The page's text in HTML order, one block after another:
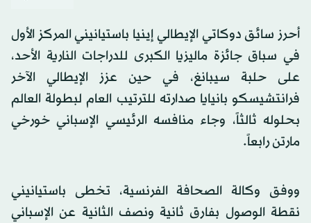
أحرز سائق دوكاتي الإيطالي إينيا باستيانيني المركز الأول
في سباق جائزة ماليزيا الكبرى للدراجات النارية الأحد،
على حلبة سيبانغ، في حين عزز الإيطالي الآخر
فرانتشيسكو بانيايا صدارته للترتيب العام لبطولة العالم
بحلوله ثالثاً، وجاء منافسه الرئيسي الإسباني خورخي
مارتن رابعاً.
ووفق وكالة الصحافة الفرنسية، تخطى باستيانيني
نقطة الوصول بفارق ثانية ونصف الثانية عن الإسباني